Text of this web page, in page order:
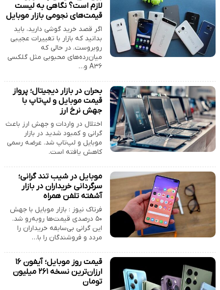
لازم است؟ نگاهی به لیست
قیمت‌های نجومی بازار موبایل
اگر قصد خرید گوشی دارید، باید
بدانید که بازار با تغییرات عجیبی
روبروست. در حالی که
میان‌رده‌های محبوبی مثل گلکسی
A۳۶ و…
بحران در بازار دیجیتال؛ پرواز
قیمت موبایل و لپ‌تاپ با
جهش نرخ ارز
اختلال در واردات و جهش ارز باعث
گرانی و کمبود شدید در بازار
موبایل و لپ‌تاپ شد. عرضه رسمی
کاهش یافته است.
موبایل در شیب تند گرانی؛
سرگردانی خریداران در بازار
آشفته تلفن همراه
فرتاک نیوز : بازار موبایل با جهش
۵۰ درصدی قیمت‌ها روبه‌رو شد.
این گرانی بی‌سابقه خریداران را
مردد و فروشندگان را با…
قیمت روز موبایل؛ آیفون ۱۶
ارزان‌ترین نسخه ۲۶۱ میلیون
تومان